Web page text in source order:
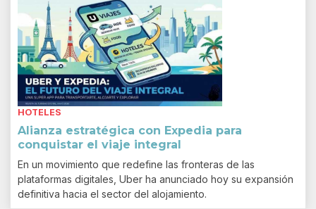
HOTELES
Alianza estratégica con Expedia para
conquistar el viaje integral
En un movimiento que redefine las fronteras de las
plataformas digitales, Uber ha anunciado hoy su expansión
definitiva hacia el sector del alojamiento.